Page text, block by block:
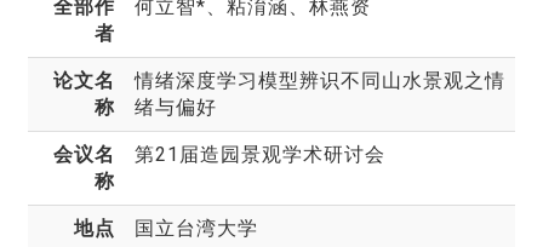
全部作
者
何立智*、粘淯涵、林燕资
论文名
称
情绪深度学习模型辨识不同山水景观之情
绪与偏好
会议名
称
第21届造园景观学术研讨会
地点 国立台湾大学